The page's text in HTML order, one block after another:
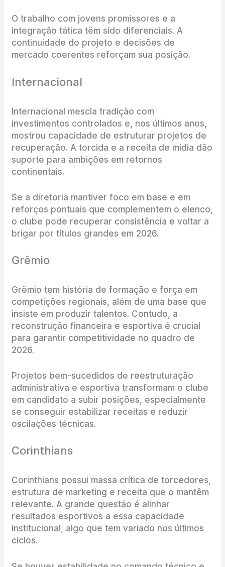
O trabalho com jovens promissores e a
integração tática têm sido diferenciais. A
continuidade do projeto e decisões de
mercado coerentes reforçam sua posição.
Internacional
Internacional mescla tradição com
investimentos controlados e, nos últimos anos,
mostrou capacidade de estruturar projetos de
recuperação. A torcida e a receita de mídia dão
suporte para ambições em retornos
continentais.
Se a diretoria mantiver foco em base e em
reforços pontuais que complementem o elenco,
o clube pode recuperar consistência e voltar a
brigar por títulos grandes em 2026.
Grêmio
Grêmio tem história de formação e força em
competições regionais, além de uma base que
insiste em produzir talentos. Contudo, a
reconstrução financeira e esportiva é crucial
para garantir competitividade no quadro de
2026.
Projetos bem-sucedidos de reestruturação
administrativa e esportiva transformam o clube
em candidato a subir posições, especialmente
se conseguir estabilizar receitas e reduzir
oscilações técnicas.
Corinthians
Corinthians possui massa crítica de torcedores,
estrutura de marketing e receita que o mantêm
relevante. A grande questão é alinhar
resultados esportivos a essa capacidade
institucional, algo que tem variado nos últimos
ciclos.